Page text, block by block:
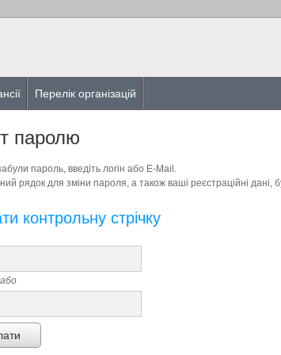
Перелік організацій
паролю
пароль, введіть логін або E-Mail.
рядок для зміни пароля, а також ваші реєстраційні дані,
контрольну стрічку
або